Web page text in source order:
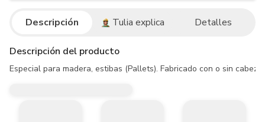
Descripción Tulia explica Detalles
Descripción del producto
Especial para madera, estibas (Pallets). Fabricado con o sin